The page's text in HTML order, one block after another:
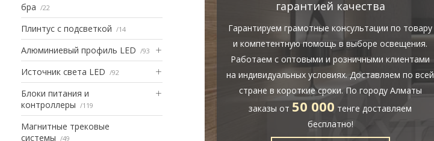
бра
22
Плинтус с подсветкой 14
Алюминиевый профиль LED 93
Источник света LED 92
Блоки питания и
контроллеры
119
Магнитные трековые
системы
49
гарантией качества
Гарантируем грамотные консультации по товару
и компетентную помощь в выборе освещения.
Работаем с оптовыми и розничными клиентами
на индивидуальных условиях. Доставляем по всей
стране в короткие сроки. По городу Алматы
заказы от 50 000 тенге доставляем
бесплатно!